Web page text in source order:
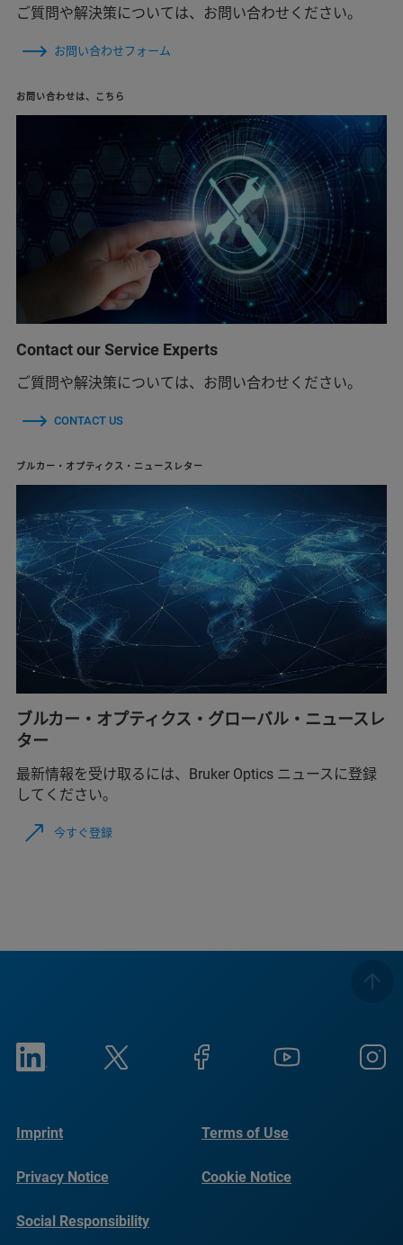
ご質問や解決策については、お問い合わせください。
お問い合わせフォーム
お問い合わせは、こちら
Contact our Service Experts
ご質問や解決策については、お問い合わせください。
CONTACT US
ブルカー・オプティクス・ニュースレター
ブルカー・オプティクス・グローバル・ニュースレ
ター
最新情報を受け取るには、Bruker Optics ニュースに登録
してください。
今すぐ登録
Imprint Terms of Use
Privacy Notice Cookie Notice
Social Responsibility